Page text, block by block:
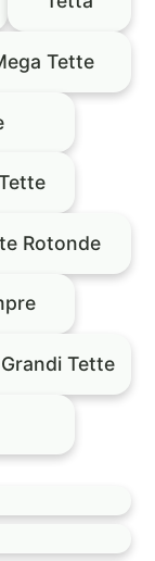
Tette
Rotonde
Tette